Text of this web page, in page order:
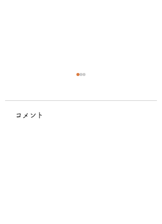
コメント